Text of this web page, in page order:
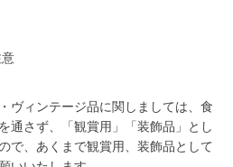
ヴィンテージ品に関しましては、食
通さず、「観賞用」「装飾品」とし
で、あくまで観賞用、装飾品として